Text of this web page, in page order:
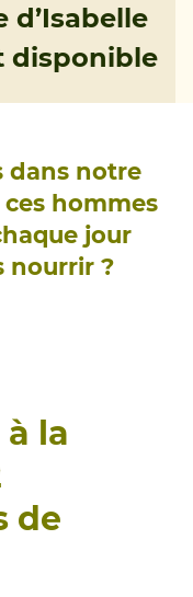
disponible
dans notre
hommes
jour
nourrir ?
la
de